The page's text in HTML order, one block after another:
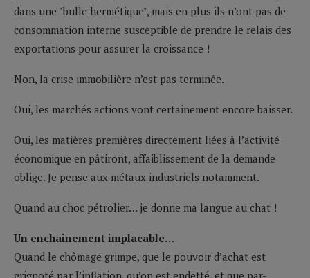
dans une "bulle hermétique", mais en plus ils n’ont pas de
consommation interne susceptible de prendre le relais des
exportations pour assurer la croissance !
Non, la crise immobilière n’est pas terminée.
Oui, les marchés actions vont certainement encore baisser.
Oui, les matières premières directement liées à l’activité
économique en pâtiront, affaiblissement de la demande
oblige. Je pense aux métaux industriels notamment.
Quand au choc pétrolier… je donne ma langue au chat !
Un enchainement implacable…
Quand le chômage grimpe, que le pouvoir d’achat est
grignoté par l’inflation, qu’on est endetté, et que par-